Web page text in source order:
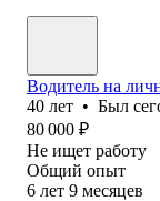
Водитель на
40 лет • Был
80 000 ₽
Не ищет работу
Общий опыт
6 лет 9 месяцев